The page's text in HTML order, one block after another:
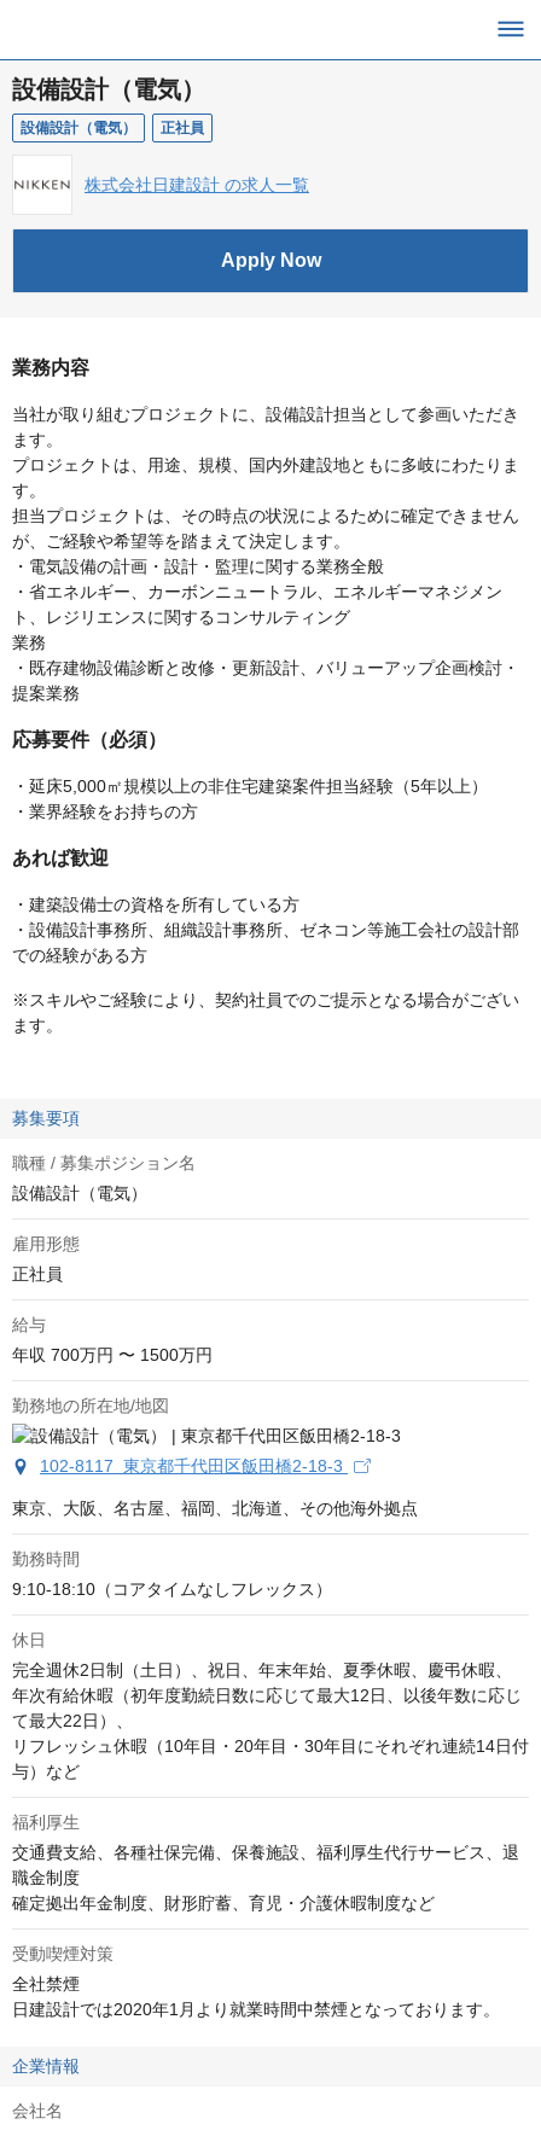
設備設計（電気）
設備設計（電気） 正社員
株式会社日建設計 の求人一覧
Apply Now
業務内容
当社が取り組むプロジェクトに、設備設計担当として参画いただき
ます。
プロジェクトは、用途、規模、国内外建設地ともに多岐にわたりま
す。
担当プロジェクトは、その時点の状況によるために確定できません
が、ご経験や希望等を踏まえて決定します。
・電気設備の計画・設計・監理に関する業務全般
・省エネルギー、カーボンニュートラル、エネルギーマネジメン
ト、レジリエンスに関するコンサルティング
業務
・既存建物設備診断と改修・更新設計、バリューアップ企画検討・
提案業務
応募要件（必須）
・延床5,000㎡規模以上の非住宅建築案件担当経験（5年以上）
・業界経験をお持ちの方
あれば歓迎
・建築設備士の資格を所有している方
・設備設計事務所、組織設計事務所、ゼネコン等施工会社の設計部
での経験がある方
※スキルやご経験により、契約社員でのご提示となる場合がござい
ます。
募集要項
職種 / 募集ポジション名
設備設計（電気）
雇用形態
正社員
給与
年収 700万円 〜 1500万円
勤務地の所在地/地図
102-8117 東京都千代田区飯田橋2-18-3
東京、大阪、名古屋、福岡、北海道、その他海外拠点
勤務時間
9:10-18:10（コアタイムなしフレックス）
休日
完全週休2日制（土日）、祝日、年末年始、夏季休暇、慶弔休暇、
年次有給休暇（初年度勤続日数に応じて最大12日、以後年数に応じ
て最大22日）、
リフレッシュ休暇（10年目・20年目・30年目にそれぞれ連続14日付
与）など
福利厚生
交通費支給、各種社保完備、保養施設、福利厚生代行サービス、退
職金制度
確定拠出年金制度、財形貯蓄、育児・介護休暇制度など
受動喫煙対策
全社禁煙
日建設計では2020年1月より就業時間中禁煙となっております。
企業情報
会社名